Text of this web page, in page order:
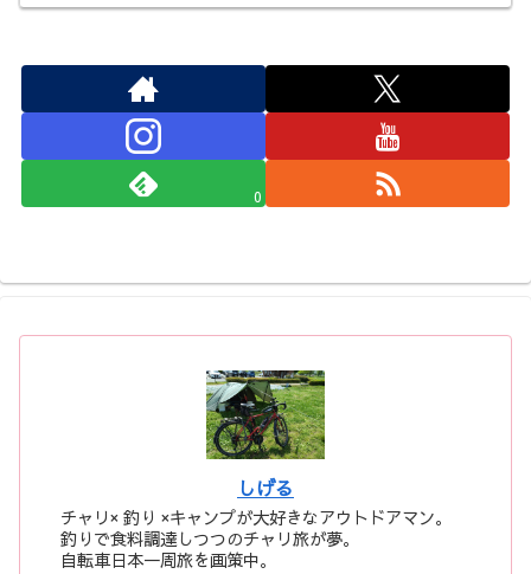
0
しげる
チャリ× 釣り ×キャンプが大好きなアウトドアマン。
釣りで食料調達しつつのチャリ旅が夢。
自転車日本一周旅を画策中。